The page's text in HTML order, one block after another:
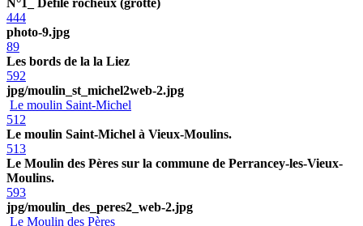
444
photo-9.jpg
89
Les bords de la la Liez
592
jpg/moulin_st_michel2web-2.jpg
Le moulin Saint-Michel
512
Le moulin Saint-Michel à Vieux-Moulins.
513
Le Moulin des Pères sur la commune de Perrancey-les-Vieux-
Moulins.
593
jpg/moulin_des_peres2_web-2.jpg
Le Moulin des Pères